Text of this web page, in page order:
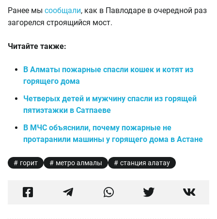
Ранее мы сообщали, как в Павлодаре в очередной раз
загорелся строящийся мост.
Читайте также:
В Алматы пожарные спасли кошек и котят из
горящего дома
Четверых детей и мужчину спасли из горящей
пятиэтажки в Сатпаеве
В МЧС объяснили, почему пожарные не
протаранили машины у горящего дома в Астане
горит метро алмалы станция алатау